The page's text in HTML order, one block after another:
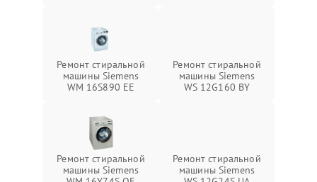
Ремонт стиральной
машины Siemens
WM 16S890 EE
Ремонт стиральной
машины Siemens
WS 12G160 BY
Ремонт стиральной
машины Siemens
Ремонт стиральной
машины Siemens